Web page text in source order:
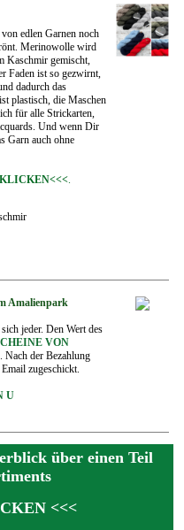
edlen Garnen noch
Merinowolle wird
Kaschmir gemischt,
Faden ist so gezwirnt,
dadurch das
plastisch, die Maschen
für alle Strickarten,
Und wenn Dir
Garn auch ohne
.
Amalienpark
jeder. Den Wert des
VON
. Nach der Bezahlung
zugeschickt.
U
über einen Teil
<<<